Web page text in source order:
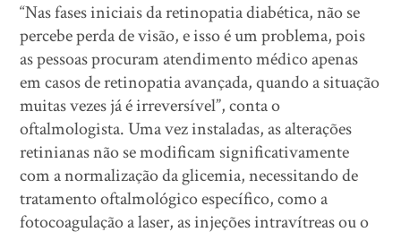
“Nas fases iniciais da retinopatia diabética, não se
percebe perda de visão, e isso é um problema, pois
as pessoas procuram atendimento médico apenas
em casos de retinopatia avançada, quando a situação
muitas vezes já é irreversível”, conta o
oftalmologista. Uma vez instaladas, as alterações
retinianas não se modificam significativamente
com a normalização da glicemia, necessitando de
tratamento oftalmológico específico, como a
fotocoagulação a laser, as injeções intravítreas ou o